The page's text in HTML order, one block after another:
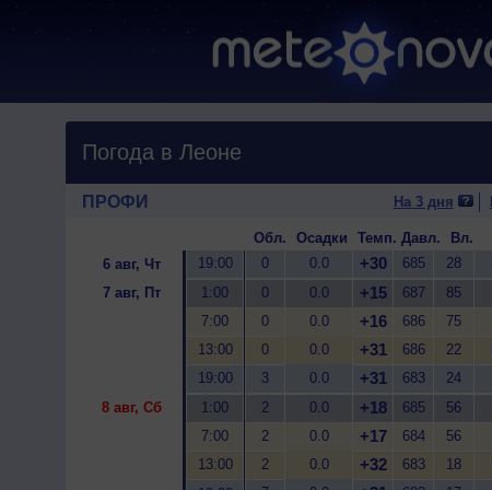
Погода в Леоне
ПРОФИ На 3 дня
Обл. Осадки Темп. Давл. Вл.
6 авг, Чт
19:00 0 0.0 +30 685 28
7 авг, Пт
1:00 0 0.0 +15 687 85
7:00
0 0.0 +16 686 75
13:00
0 0.0 +31 686 22
19:00
3 0.0 +31 683 24
8 авг, Сб
1:00 2 0.0 +18 685 56
7:00
2 0.0 +17 684 56
13:00
2 0.0 +32 683 18